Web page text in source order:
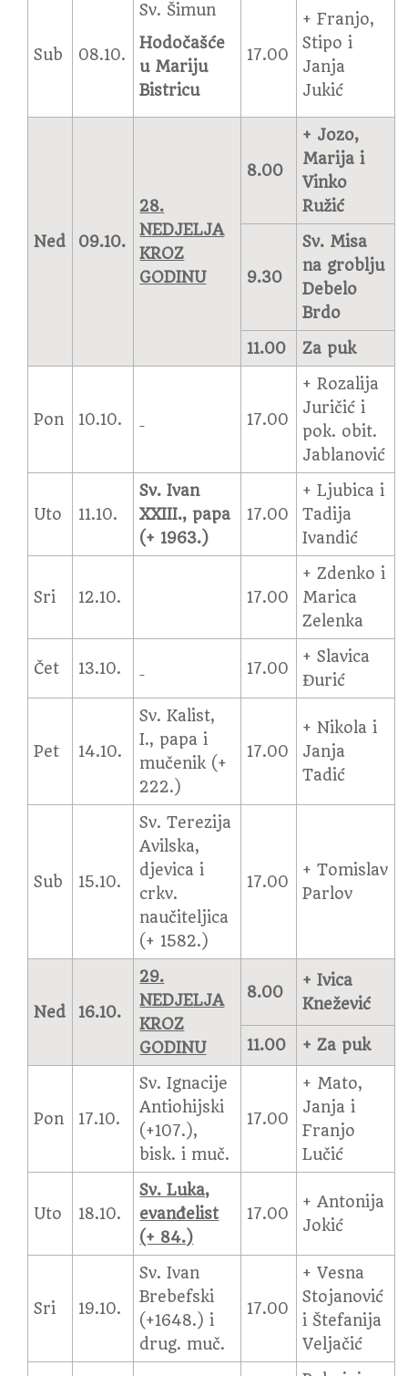
Sub 08.10.
Sv. Šimun
Hodočašće
u Mariju
Bistricu
17.00
+ Franjo,
Stipo i
Janja
Jukić
Ned 09.10.
28.
NEDJELJA
KROZ
GODINU
8.00
+ Jozo,
Marija i
Vinko
Ružić
9.30
Sv. Misa
na groblju
Debelo
Brdo
11.00
Za puk
Pon 10.10. 17.00
+ Rozalija
Juričić i
pok. obit.
Jablanović
Uto 11.10.
Sv. Ivan
XXIII., papa
(+ 1963.)
17.00
+ Ljubica i
Tadija
Ivandić
Sri 12.10. 17.00
+ Zdenko i
Marica
Zelenka
Čet 13.10. 17.00
+ Slavica
Đurić
Pet 14.10.
Sv. Kalist,
I., papa i
mučenik (+
222.)
17.00
+ Nikola i
Janja
Tadić
Sub 15.10.
Sv. Terezija
Avilska,
djevica i
crkv.
naučiteljica
(+ 1582.)
17.00
+ Tomislav
Parlov
Ned 16.10.
29.
NEDJELJA
KROZ
GODINU
8.00
+ Ivica
Knežević
11.00 + Za puk
Pon 17.10.
Sv. Ignacije
Antiohijski
(+107.),
bisk. i muč.
17.00
+ Mato,
Janja i
Franjo
Lučić
Uto 18.10.
Sv. Luka,
evanđelist
(+ 84.)
17.00
+ Antonija
Jokić
Sri 19.10.
Sv. Ivan
Brebefski
(+1648.) i
drug. muč.
17.00
+ Vesna
Stojanović
i Štefanija
Veljačić